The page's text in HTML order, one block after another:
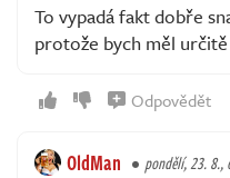
To vypadá fakt dobře
protože bych měl
Odpovědět
OldMan pondělí, 23. 8.,